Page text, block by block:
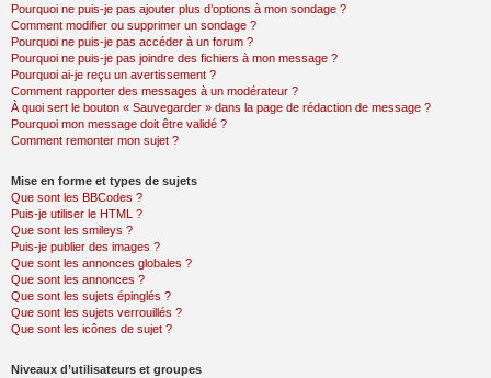
Pourquoi ne puis-je pas ajouter plus d’options à mon sondage ?
Comment modifier ou supprimer un sondage ?
Pourquoi ne puis-je pas accéder à un forum ?
Pourquoi ne puis-je pas joindre des fichiers à mon message ?
Pourquoi ai-je reçu un avertissement ?
Comment rapporter des messages à un modérateur ?
À quoi sert le bouton « Sauvegarder » dans la page de rédaction de message ?
Pourquoi mon message doit être validé ?
Comment remonter mon sujet ?
Mise en forme et types de sujets
Que sont les BBCodes ?
Puis-je utiliser le HTML ?
Que sont les smileys ?
Puis-je publier des images ?
Que sont les annonces globales ?
Que sont les annonces ?
Que sont les sujets épinglés ?
Que sont les sujets verrouillés ?
Que sont les icônes de sujet ?
Niveaux d’utilisateurs et groupes